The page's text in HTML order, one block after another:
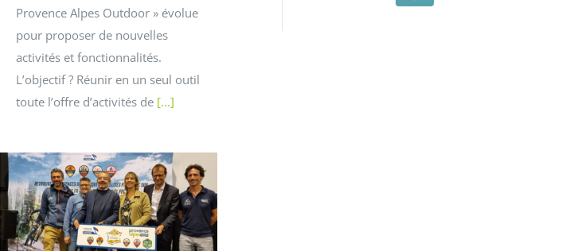
Provence Alpes Outdoor » évolue
pour proposer de nouvelles
activités et fonctionnalités.
L’objectif ? Réunir en un seul outil
toute l’offre d’activités de [...]